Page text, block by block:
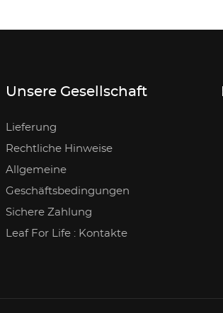
Unsere Gesellschaft
Lieferung
Rechtliche Hinweise
Allgemeine
Geschäftsbedingungen
Sichere Zahlung
Leaf For Life : Kontakte